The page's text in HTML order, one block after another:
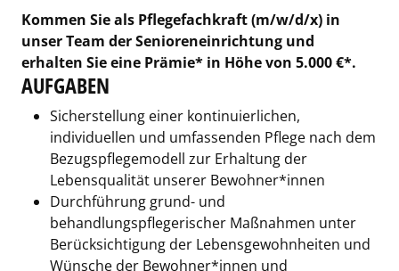
Kommen Sie als Pflegefachkraft (m/w/d/x) in
unser Team der Senioreneinrichtung und
erhalten Sie eine Prämie* in Höhe von 5.000 €*.
AUFGABEN
Sicherstellung einer kontinuierlichen,
individuellen und umfassenden Pflege nach dem
Bezugspflegemodell zur Erhaltung der
Lebensqualität unserer Bewohner*innen
Durchführung grund- und
behandlungspflegerischer Maßnahmen unter
Berücksichtigung der Lebensgewohnheiten und
Wünsche der Bewohner*innen und